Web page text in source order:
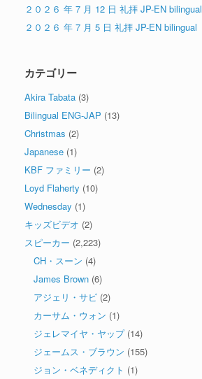
２０２６ 年 7 月 12 日 礼拝 JP-EN bilingual
２０２６ 年 7 月 5 日 礼拝 JP-EN bilingual
カテゴリー
Akira Tabata (3)
Bilingual ENG-JAP (13)
Christmas (2)
Japanese (1)
KBF ファミリー (2)
Loyd Flaherty (10)
Wednesday (1)
キッズビデオ (2)
スピーカー (2,223)
CH・スーン (4)
James Brown (6)
アジェリ・サビ (2)
カーサム・ウォン (1)
ジェレマイヤ・ヤップ(14)
ジェームス・ブラウン (155)
ジョン・ベネディクト (1)